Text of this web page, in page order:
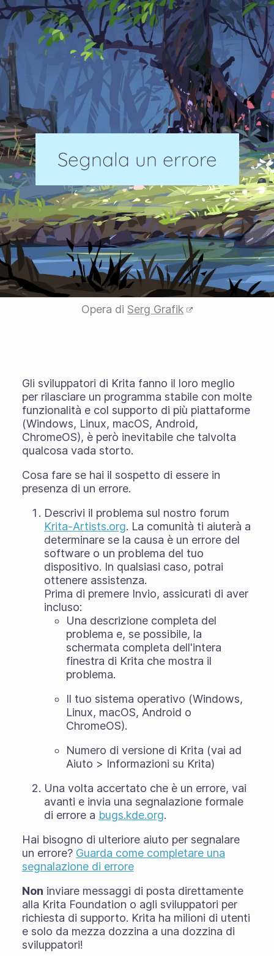
Segnala un errore
Opera di Serg Grafik
Gli sviluppatori di Krita fanno il loro meglio
per rilasciare un programma stabile con molte
funzionalità e col supporto di più piattaforme
(Windows, Linux, macOS, Android,
ChromeOS), è però inevitabile che talvolta
qualcosa vada storto.
Cosa fare se hai il sospetto di essere in
presenza di un errore.
Descrivi il problema sul nostro forum
Krita-Artists.org. La comunità ti aiuterà a
determinare se la causa è un errore del
software o un problema del tuo
dispositivo. In qualsiasi caso, potrai
ottenere assistenza.
Prima di premere Invio, assicurati di aver
incluso:
Una descrizione completa del
problema e, se possibile, la
schermata completa dell'intera
finestra di Krita che mostra il
problema.
Il tuo sistema operativo (Windows,
Linux, macOS, Android o
ChromeOS).
Numero di versione di Krita (vai ad
Aiuto > Informazioni su Krita)
Una volta accertato che è un errore, vai
avanti e invia una segnalazione formale
di errore a bugs.kde.org.
Hai bisogno di ulteriore aiuto per segnalare
un errore? Guarda come completare una
segnalazione di errore
Non inviare messaggi di posta direttamente
alla Krita Foundation o agli sviluppatori per
richiesta di supporto. Krita ha milioni di utenti
e solo da mezza dozzina a una dozzina di
sviluppatori!